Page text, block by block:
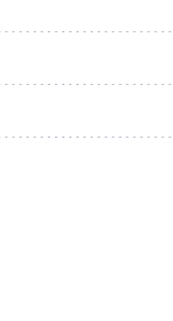
Prints L5039,
11-45,